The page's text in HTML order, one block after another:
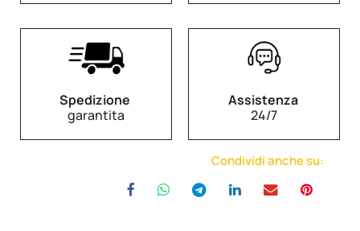
Spedizione
garantita
Assistenza
24/7
Condividi anche su: